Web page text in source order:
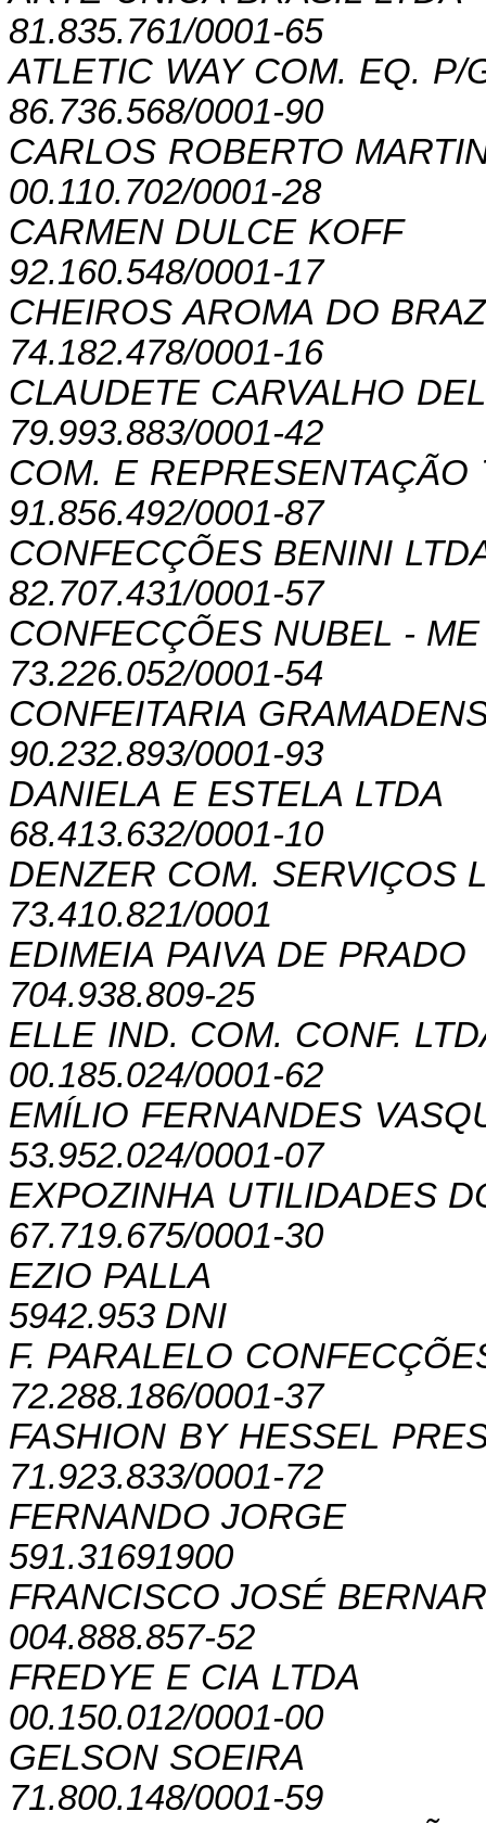
81.835.761/0001-65
ATLETIC WAY COM. EQ. P/
86.736.568/0001-90
CARLOS ROBERTO
00.110.702/0001-28
CARMEN DULCE KOFF
92.160.548/0001-17
CHEIROS AROMA DO
74.182.478/0001-16
CLAUDETE CARVALHO
79.993.883/0001-42
COM. E REPRESENTAÇÃO
91.856.492/0001-87
CONFECÇÕES BENINI
82.707.431/0001-57
CONFECÇÕES NUBEL - ME
73.226.052/0001-54
CONFEITARIA
90.232.893/0001-93
DANIELA E ESTELA LTDA
68.413.632/0001-10
DENZER COM. SERVIÇOS
73.410.821/0001
EDIMEIA PAIVA DE PRADO
704.938.809-25
ELLE IND. COM. CONF.
00.185.024/0001-62
EMÍLIO FERNANDES
53.952.024/0001-07
EXPOZINHA UTILIDADES
67.719.675/0001-30
EZIO PALLA
5942.953 DNI
F. PARALELO
72.288.186/0001-37
FASHION BY HESSEL
71.923.833/0001-72
FERNANDO JORGE
591.31691900
FRANCISCO JOSÉ
004.888.857-52
FREDYE E CIA LTDA
00.150.012/0001-00
GELSON SOEIRA
71.800.148/0001-59